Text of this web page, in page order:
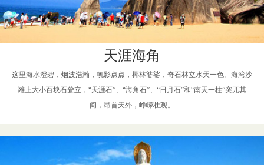
天涯海角
这里海水澄碧，烟波浩瀚，帆影点点，椰林婆娑，奇石林立水天一色。海湾沙
滩上大小百块石耸立，“天涯石”、“海角石”、“日月石”和“南天一柱”突兀其
间，昂首天外，峥嵘壮观。